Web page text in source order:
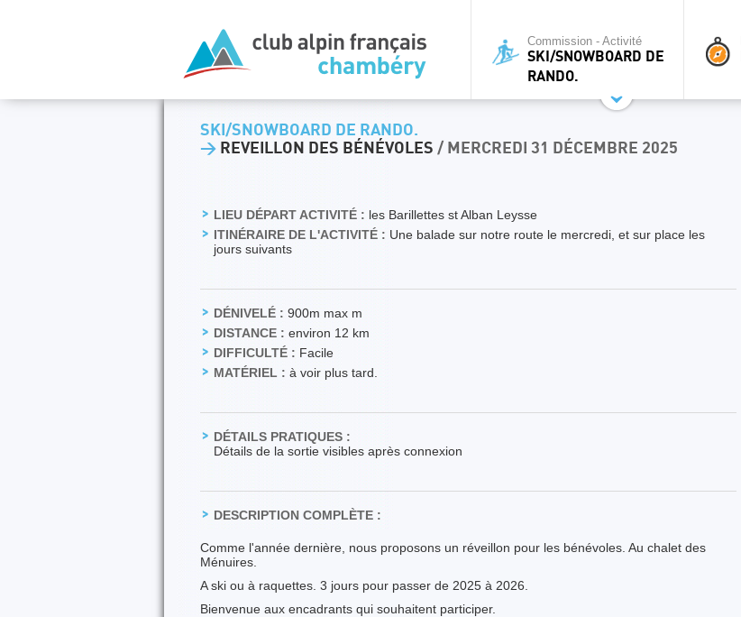
Commission - Activité
SKI/SNOWBOARD DE
RANDO.
SKI/SNOWBOARD DE RANDO.
> REVEILLON DES BÉNÉVOLES / MERCREDI 31 DÉCEMBRE 2025
LIEU DÉPART ACTIVITÉ : les Barillettes st Alban Leysse
ITINÉRAIRE DE L'ACTIVITÉ : Une balade sur notre route le mercredi, et sur place les
jours suivants
DÉNIVELÉ : 900m max m
DISTANCE : environ 12 km
DIFFICULTÉ : Facile
MATÉRIEL : à voir plus tard.
DÉTAILS PRATIQUES :
Détails de la sortie visibles après connexion
DESCRIPTION COMPLÈTE :
Comme l'année dernière, nous proposons un réveillon pour les bénévoles. Au chalet des
Ménuires.
A ski ou à raquettes. 3 jours pour passer de 2025 à 2026.
Bienvenue aux encadrants qui souhaitent participer.